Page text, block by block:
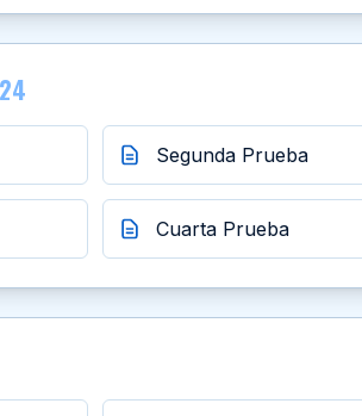
Segunda Prueba
Cuarta Prueba